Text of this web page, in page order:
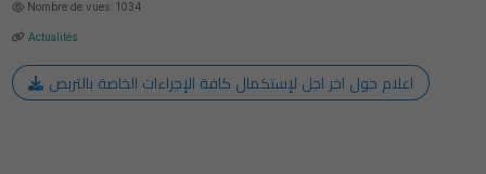
Nombre de vues: 1034
Actualités
اعلام حول اخر اجل لإستكمال كافة الإجراءات الخاصة بالتربص